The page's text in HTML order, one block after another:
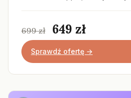
699 zł 649 zł
Sprawdź ofertę →